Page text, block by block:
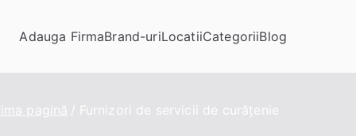
Adauga FirmaBrand-uriLocatiiCategoriiBlog
pagină Furnizori de servicii de curățenie